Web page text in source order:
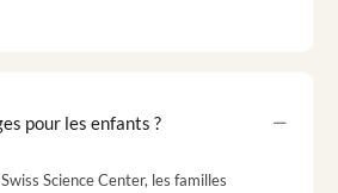
pour les enfants ?
Science Center, les familles